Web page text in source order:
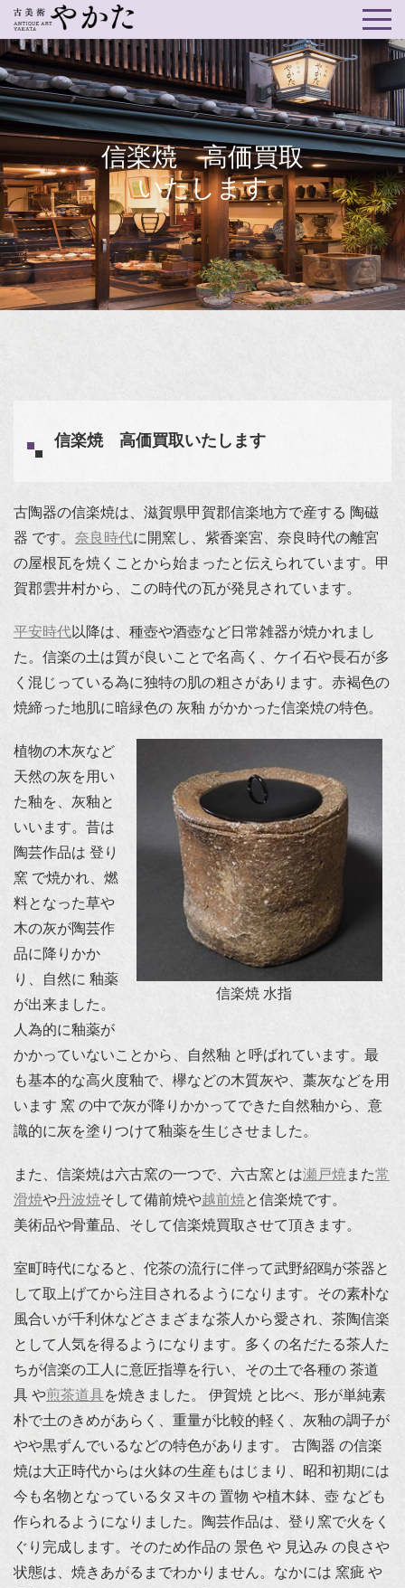
信楽焼 高価買取
いたします
信楽焼 高価買取いたします
古陶器の信楽焼は、滋賀県甲賀郡信楽地方で産する 陶磁
器 です。 奈良時代に開窯し、紫香楽宮、奈良時代の離宮
の屋根瓦を焼くことから始まったと伝えられています。甲
賀郡雲井村から、この時代の瓦が発見されています。
平安時代以降は、種壺や酒壺など日常雑器が焼かれまし
た。信楽の土は質が良いことで名高く、ケイ石や長石が多
く混じっている為に独特の肌の粗さがあります。赤褐色の
焼締った地肌に暗緑色の 灰釉 がかかった信楽焼の特色。
信楽焼 水指
植物の木灰など
天然の灰を用い
た釉を、灰釉と
いいます。昔は
陶芸作品は 登り
窯 で焼かれ、燃
料となった草や
木の灰が陶芸作
品に降りかか
り、自然に 釉薬
が出来ました。
人為的に釉薬が
かかっていないことから、自然釉 と呼ばれています。最
も基本的な高火度釉で、欅などの木質灰や、藁灰などを用
います 窯 の中で灰が降りかかってできた自然釉から、意
識的に灰を塗りつけて釉薬を生じさせました。
また、信楽焼は六古窯の一つで、六古窯とは瀬戸焼 また常
滑焼や丹波焼そして備前焼や越前焼と信楽焼です。
美術品や骨董品、そして信楽焼買取させて頂きます。
室町時代になると、佗茶の流行に伴って武野紹鴎が茶器と
して取上げてから注目されるようになります。その素朴な
風合いが千利休などさまざまな茶人から愛され、茶陶信楽
として人気を得るようになります。多くの名だたる茶人た
ちが信楽の工人に意匠指導を行い、その土で各種の 茶道
具 や煎茶道具を焼きました。 伊賀焼 と比べ、形が単純素
朴で土のきめがあらく、重量が比較的軽く、灰釉の調子が
やや黒ずんでいるなどの特色があります。 古陶器 の信楽
焼は大正時代からは火鉢の生産もはじまり、昭和初期には
今も名物となっているタヌキの 置物 や植木鉢、壺 なども
作られるようになりました。陶芸作品は、登り窯で火をく
ぐり完成します。そのため作品の 景色 や 見込み の良さや
状態は、焼きあがるまでわかりません。なかには 窯疵 や